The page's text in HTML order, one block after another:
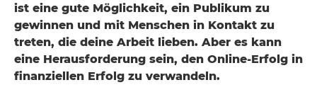
ist eine gute Möglichkeit, ein Publikum zu
gewinnen und mit Menschen in Kontakt zu
treten, die deine Arbeit lieben. Aber es kann
eine Herausforderung sein, den Online-Erfolg in
finanziellen Erfolg zu verwandeln.